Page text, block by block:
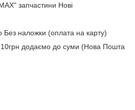
запчастини Нові
наложки (оплата на карту)
10грн додаємо до суми (Нова Пошта